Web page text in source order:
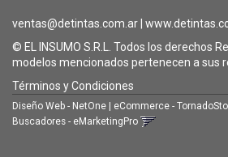
ventas@detintas.com.ar
© EL INSUMO S.R.L. Todos los derechos
modelos mencionados pertenecen a sus
Términos y Condiciones
Diseño Web - NetOne | eCommerce -
Buscadores - eMarketingPro